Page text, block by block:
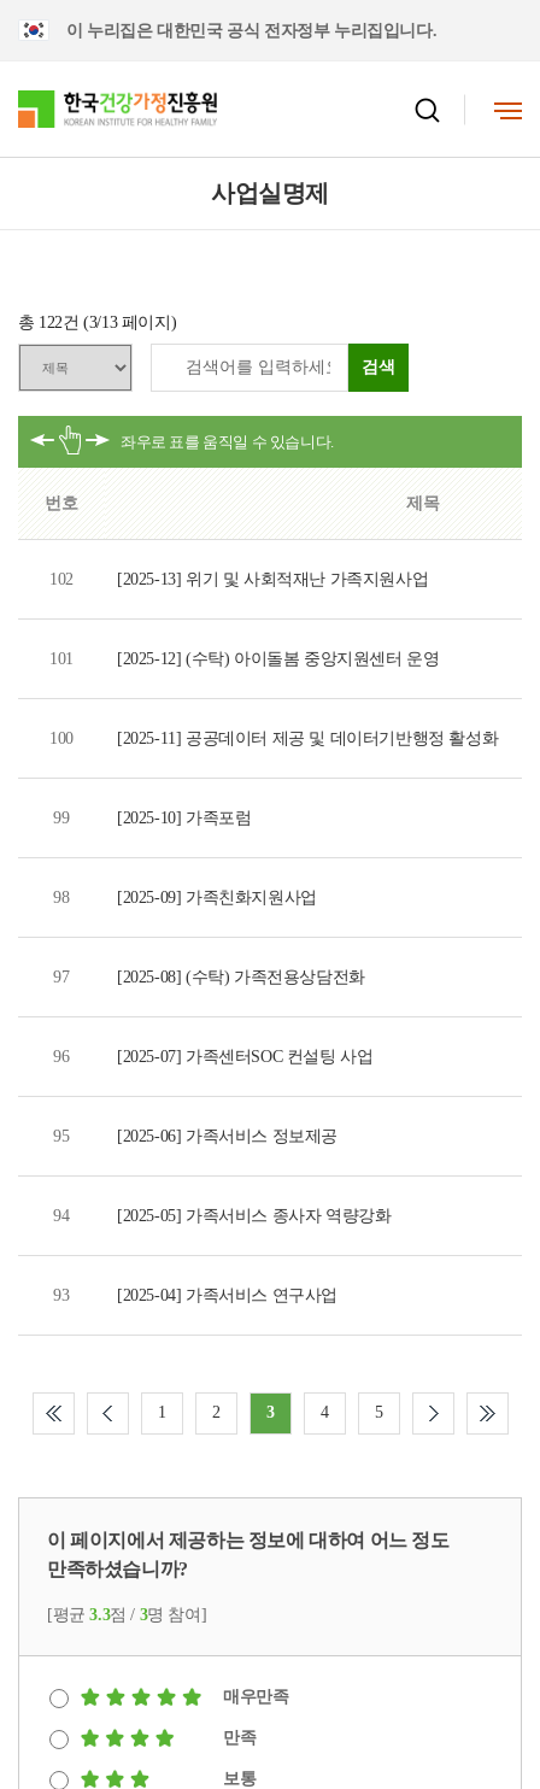
이 누리집은 대한민국 공식 전자정부 누리집입니다.
사업실명제
총 122건 (3/13 페이지)
검색
번호 제목
102 [2025-13] 위기 및 사회적재난 가족지원사업
101 [2025-12] (수탁) 아이돌봄 중앙지원센터 운영
100 [2025-11] 공공데이터 제공 및 데이터기반행정 활성화
99 [2025-10] 가족포럼
98 [2025-09] 가족친화지원사업
97 [2025-08] (수탁) 가족전용상담전화
96 [2025-07] 가족센터SOC 컨설팅 사업
95 [2025-06] 가족서비스 정보제공
94 [2025-05] 가족서비스 종사자 역량강화
93 [2025-04] 가족서비스 연구사업
1 2 3 4 5
이 페이지에서 제공하는 정보에 대하여 어느 정도
만족하셨습니까?
[평균3.3점 / 3명 참여]
매우만족
만족
보통